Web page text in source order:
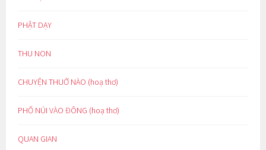
PHẬT DẠY
THU NON
CHUYỆN THUỞ NÀO (hoạ thơ)
PHỐ NÚI VÀO ĐÔNG (hoạ thơ)
QUAN GIAN